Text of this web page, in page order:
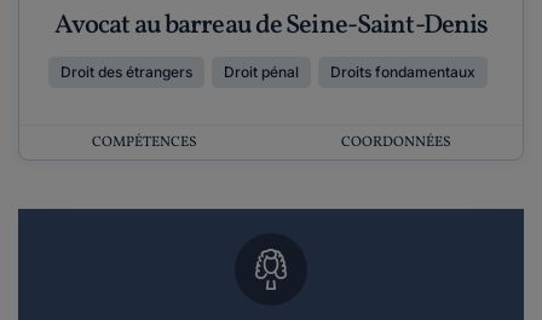
Avocat au barreau de Seine-Saint-Denis
Droit des étrangers Droit pénal Droits fondamentaux
COMPÉTENCES COORDONNÉES